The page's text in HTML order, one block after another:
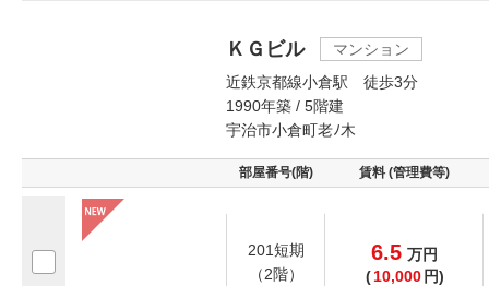
ＫＧビル
マンション
近鉄京都線小倉駅 徒歩3分
1990年築 / 5階建
宇治市小倉町老ﾉ木
部屋番号(階) 賃料 (管理費等)
201短期
（2階）
6.5 万円
( 10,000 円)